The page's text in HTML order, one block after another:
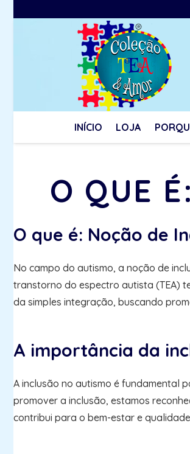
INÍCIO LOJA
O QUE
O que é: Noção de
No campo do autismo, a noção de
transtorno do espectro autista (TEA)
da simples integração, buscando
A importância da
A inclusão no autismo é fundamental
promover a inclusão, estamos
contribui para o bem-estar e